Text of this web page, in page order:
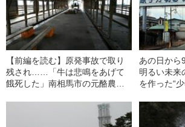
【前編を読む】原発事故で取り
残され……「牛は悲鳴をあげて
餓死した」南相馬市の元酪農家
あの日か
明るい未来
を作った“